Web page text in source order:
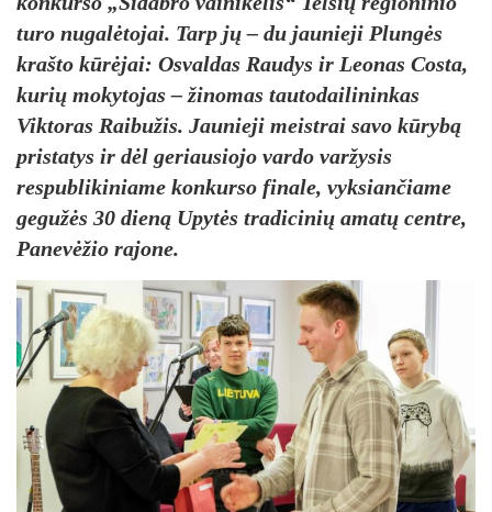
turo nugalėtojai. Tarp jų – du jaunieji Plungės
krašto kūrėjai: Osvaldas Raudys ir Leonas Costa,
kurių mokytojas – žinomas tautodailininkas
Viktoras Raibužis. Jaunieji meistrai savo kūrybą
pristatys ir dėl geriausiojo vardo varžysis
respublikiniame konkurso finale, vyksiančiame
gegužės 30 dieną Upytės tradicinių amatų centre,
Panevėžio rajone.